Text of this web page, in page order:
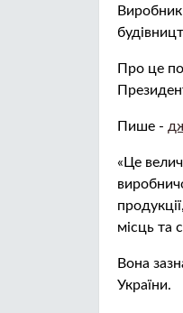
Про це
Пише -
«Це
місць та
Вона
України.